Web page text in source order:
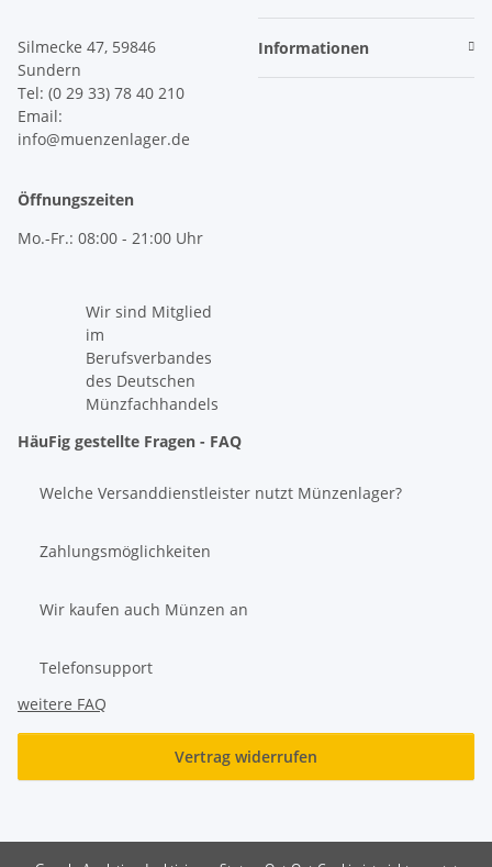
Silmecke 47, 59846
Sundern
Tel: (0 29 33) 78 40 210
Email:
info@muenzenlager.de
Öffnungszeiten
Mo.-Fr.: 08:00 - 21:00 Uhr
Wir sind Mitglied
im
Berufsverbandes
des Deutschen
Münzfachhandels
Informationen
HäuFig gestellte Fragen - FAQ
Welche Versanddienstleister nutzt Münzenlager?
Zahlungsmöglichkeiten
Wir kaufen auch Münzen an
Telefonsupport
weitere FAQ
Vertrag widerrufen